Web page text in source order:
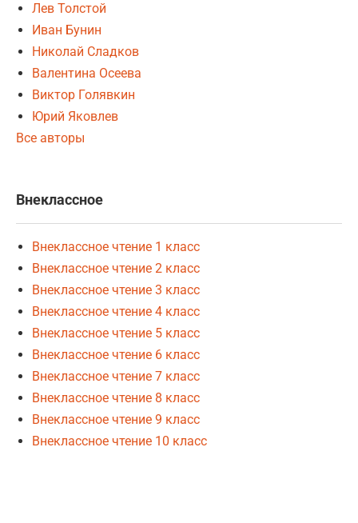
Лев Толстой
Иван Бунин
Николай Сладков
Валентина Осеева
Виктор Голявкин
Юрий Яковлев
Все авторы
Внеклассное
Внеклассное чтение 1 класс
Внеклассное чтение 2 класс
Внеклассное чтение 3 класс
Внеклассное чтение 4 класс
Внеклассное чтение 5 класс
Внеклассное чтение 6 класс
Внеклассное чтение 7 класс
Внеклассное чтение 8 класс
Внеклассное чтение 9 класс
Внеклассное чтение 10 класс